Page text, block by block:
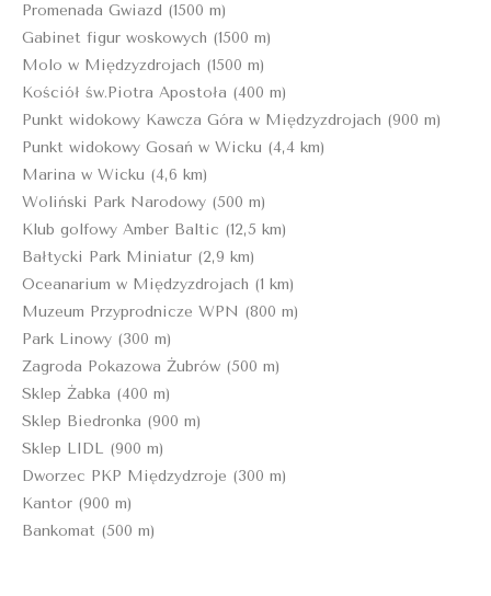
Promenada Gwiazd (1500 m)
Gabinet figur woskowych (1500 m)
Molo w Międzyzdrojach (1500 m)
Kościół św.Piotra Apostoła (400 m)
Punkt widokowy Kawcza Góra w Międzyzdrojach (900 m)
Punkt widokowy Gosań w Wicku (4,4 km)
Marina w Wicku (4,6 km)
Woliński Park Narodowy (500 m)
Klub golfowy Amber Baltic (12,5 km)
Bałtycki Park Miniatur (2,9 km)
Oceanarium w Międzyzdrojach (1 km)
Muzeum Przyprodnicze WPN (800 m)
Park Linowy (300 m)
Zagroda Pokazowa Żubrów (500 m)
Sklep Żabka (400 m)
Sklep Biedronka (900 m)
Sklep LIDL (900 m)
Dworzec PKP Międzydzroje (300 m)
Kantor (900 m)
Bankomat (500 m)